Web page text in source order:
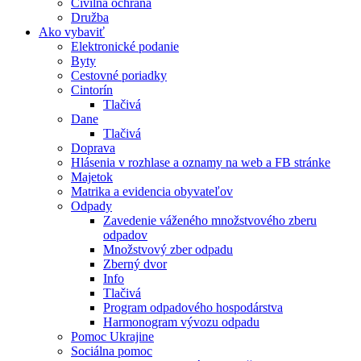
Civilná ochrana
Družba
Ako vybaviť
Elektronické podanie
Byty
Cestovné poriadky
Cintorín
Tlačivá
Dane
Tlačivá
Doprava
Hlásenia v rozhlase a oznamy na web a FB stránke
Majetok
Matrika a evidencia obyvateľov
Odpady
Zavedenie váženého množstvového zberu
odpadov
Množstvový zber odpadu
Zberný dvor
Info
Tlačivá
Program odpadového hospodárstva
Harmonogram vývozu odpadu
Pomoc Ukrajine
Sociálna pomoc